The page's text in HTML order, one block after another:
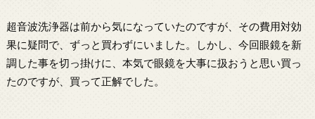
超音波洗浄器は前から気になっていたのですが、その費用対効
果に疑問で、ずっと買わずにいました。しかし、今回眼鏡を新
調した事を切っ掛けに、本気で眼鏡を大事に扱おうと思い買っ
たのですが、買って正解でした。